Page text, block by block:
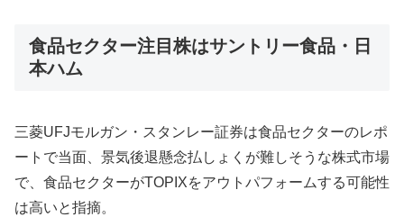
食品セクター注目株はサントリー食品・日
本ハム
三菱UFJモルガン・スタンレー証券は食品セクターのレポ
ートで当面、景気後退懸念払しょくが難しそうな株式市場
で、食品セクターがTOPIXをアウトパフォームする可能性
は高いと指摘。